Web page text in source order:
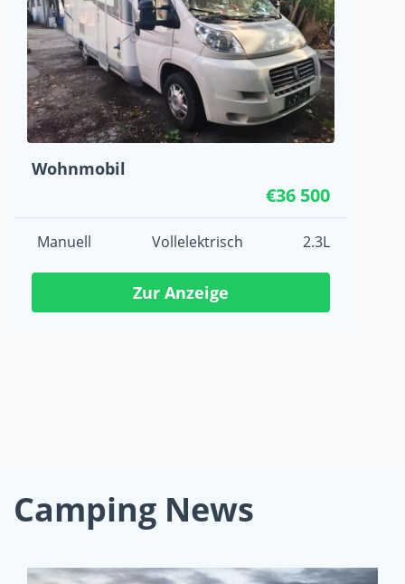
Wohnmobil
€36 500
Manuell Vollelektrisch 2.3L
Zur Anzeige
Camping News